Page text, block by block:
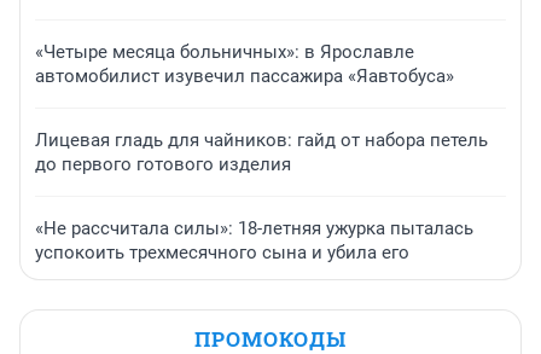
«Четыре месяца больничных»: в Ярославле
автомобилист изувечил пассажира «Яавтобуса»
Лицевая гладь для чайников: гайд от набора петель
до первого готового изделия
«Не рассчитала силы»: 18-летняя ужурка пыталась
успокоить трехмесячного сына и убила его
ПРОМОКОДЫ